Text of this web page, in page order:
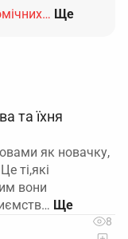
Ще
та їхня
як новачку,
ті,які
вони
8